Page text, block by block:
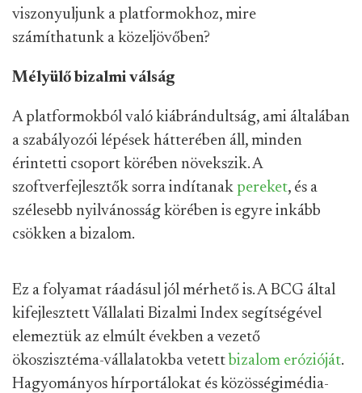
viszonyuljunk a platformokhoz, mire
számíthatunk a közeljövőben?
Mélyülő bizalmi válság
A platformokból való kiábrándultság, ami általában
a szabályozói lépések hátterében áll, minden
érintetti csoport körében növekszik. A
szoftverfejlesztők sorra indítanak pereket, és a
szélesebb nyilvánosság körében is egyre inkább
csökken a bizalom.
Ez a folyamat ráadásul jól mérhető is. A BCG által
kifejlesztett Vállalati Bizalmi Index segítségével
elemeztük az elmúlt években a vezető
ökoszisztéma-vállalatokba vetett bizalom erózióját.
Hagyományos hírportálokat és közösségimédia-